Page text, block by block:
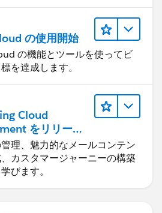
の使用開始
の機能とツールを使ってビ
を達成します。
Cloud
をリリース
理、魅力的なメールコンテン
カスタマージャーニーの構築
びます。